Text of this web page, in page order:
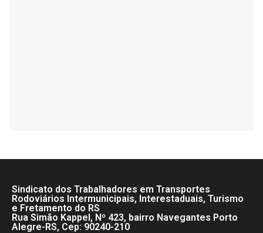
Sindicato dos Trabalhadores em Transportes
Rodoviários Intermunicipais, Interestaduais, Turismo
e Fretamento do RS
Rua Simão Kappel, Nº 423, bairro Navegantes Porto
Alegre-RS, Cep: 90240-210